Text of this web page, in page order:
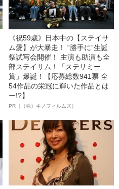
《祝59歳》日本中の【ステイサ
ム愛】が大暴走！ “勝手に”生誕
祭試写会開催！ 主演も助演も全
部ステイサム！「ステサミー
賞」爆誕！【応募総数941票 全
54作品の栄冠に輝いた作品とは
ー!?】
PR（（株）キノフィルムズ）